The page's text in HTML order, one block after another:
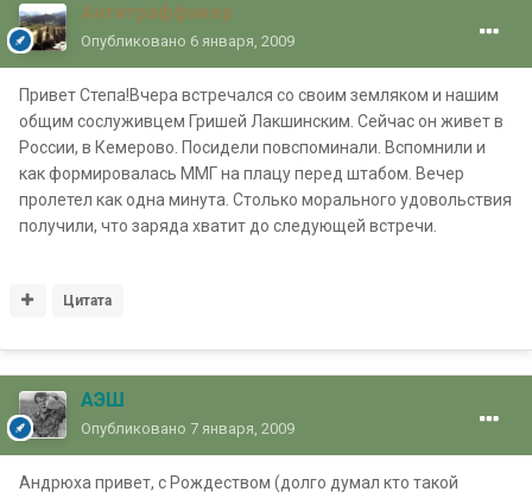
Антитраффикер
Опубликовано 6 января, 2009
Привет Степа!Вчера встречался со своим земляком и нашим
общим сослуживцем Гришей Лакшинским. Сейчас он живет в
России, в Кемерово. Посидели повспоминали. Вспомнили и
как формировалась ММГ на плацу перед штабом. Вечер
пролетел как одна минута. Столько морального удовольствия
получили, что заряда хватит до следующей встречи.
Цитата
АЭШ
Опубликовано 7 января, 2009
Андрюха привет, с Рождеством (долго думал кто такой